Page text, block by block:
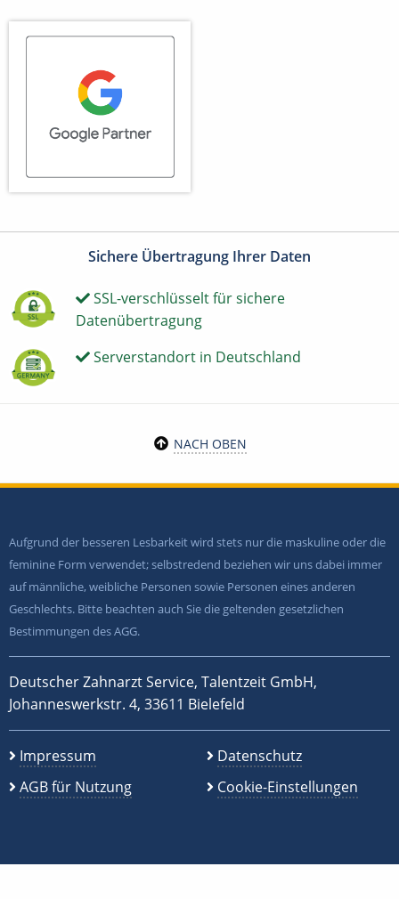
Sichere Übertragung Ihrer Daten
SSL-verschlüsselt für sichere
Datenübertragung
Serverstandort in Deutschland
NACH OBEN
Aufgrund der besseren Lesbarkeit wird stets nur die maskuline oder die
feminine Form verwendet; selbstredend beziehen wir uns dabei immer
auf männliche, weibliche Personen sowie Personen eines anderen
Geschlechts. Bitte beachten auch Sie die geltenden gesetzlichen
Bestimmungen des AGG.
Deutscher Zahnarzt Service, Talentzeit GmbH,
Johanneswerkstr. 4, 33611 Bielefeld
Impressum
AGB für Nutzung
Datenschutz
Cookie-Einstellungen